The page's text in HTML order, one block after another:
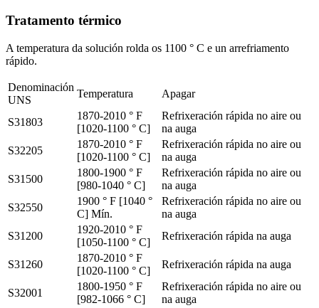
Tratamento térmico
A temperatura da solución rolda os 1100 ° C e un arrefriamento
rápido.
Denominación
UNS
Temperatura Apagar
S31803
1870-2010 ° F
[1020-1100 ° C]
Refrixeración rápida no aire ou
na auga
S32205
1870-2010 ° F
[1020-1100 ° C]
Refrixeración rápida no aire ou
na auga
S31500
1800-1900 ° F
[980-1040 ° C]
Refrixeración rápida no aire ou
na auga
S32550
1900 ° F [1040 °
C] Mín.
Refrixeración rápida no aire ou
na auga
S31200
1920-2010 ° F
[1050-1100 ° C]
Refrixeración rápida na auga
S31260
1870-2010 ° F
[1020-1100 ° C]
Refrixeración rápida na auga
S32001
1800-1950 ° F
[982-1066 ° C]
Refrixeración rápida no aire ou
na auga